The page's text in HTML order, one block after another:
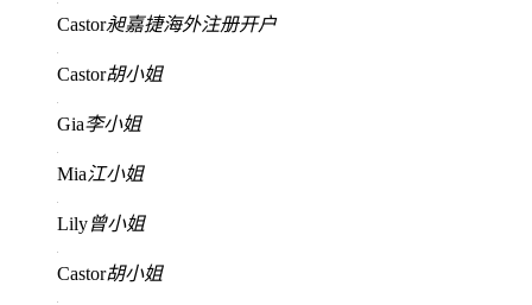
Castor昶嘉捷海外注册开户
Castor胡小姐
Gia李小姐
Mia江小姐
Lily曾小姐
Castor胡小姐